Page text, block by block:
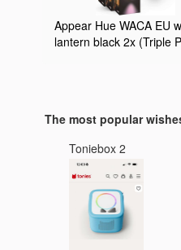
Appear Hue WACA EU
lantern black 2x (Triple
The most popular
Toniebox 2